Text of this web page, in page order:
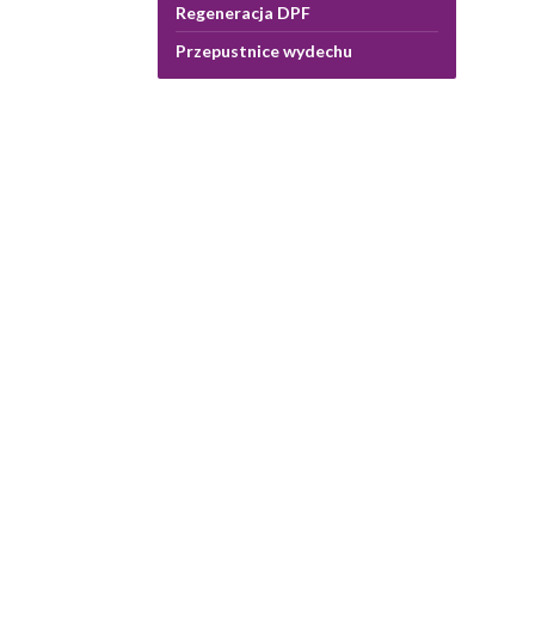
Regeneracja DPF
Przepustnice wydechu